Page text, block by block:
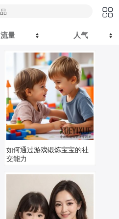
流量 人气
如何通过游戏锻炼宝宝的社
交能力